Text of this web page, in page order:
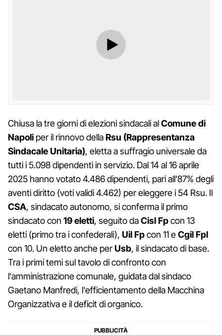
Chiusa la tre giorni di elezioni sindacali alComune di
Napoli per il rinnovo dellaRsu (Rappresentanza
Sindacale Unitaria), eletta a suffragio universale da
tutti i 5.098 dipendenti in servizio. Dal 14 al 16 aprile
2025 hanno votato 4.486 dipendenti, pari all'87% degli
aventi diritto (voti validi 4.462) per eleggere i 54 Rsu. Il
CSA, sindacato autonomo, si conferma il primo
sindacato con 19 eletti, seguito daCisl Fpcon 13
eletti (primo tra i confederali), Uil Fpcon 11 eCgil Fpl
con 10. Un eletto anche perUsb, il sindacato di base.
Tra i primi temi sul tavolo di confronto con
l'amministrazione comunale, guidata dal sindaco
Gaetano Manfredi, l'efficientamento della Macchina
Organizzativa e il deficit di organico.